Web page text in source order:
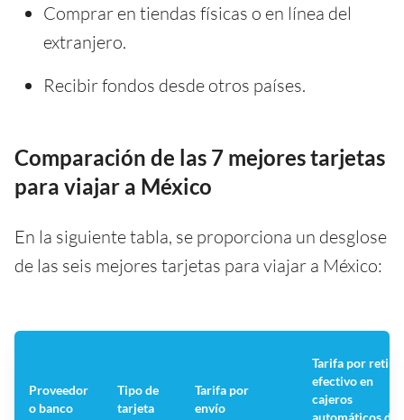
Comprar en tiendas físicas o en línea del
extranjero.
Recibir fondos desde otros países.
Comparación de las 7 mejores tarjetas
para viajar a México
En la siguiente tabla, se proporciona un desglose
de las seis mejores tarjetas para viajar a México:
Proveedor
o banco
Tipo de
tarjeta
Tarifa por
envío
Tarifa por
efectivo en
cajeros
automáticos de